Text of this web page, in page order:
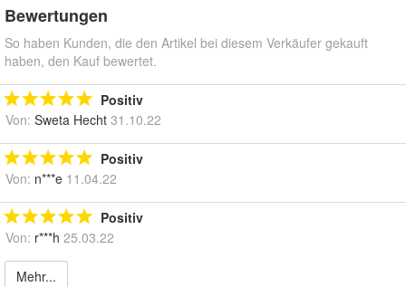
Bewertungen
So haben Kunden, die den Artikel bei diesem Verkäufer gekauft
haben, den Kauf bewertet.
Positiv
Von: Sweta Hecht 31.10.22
Positiv
Von: n***e 11.04.22
Positiv
Von: r***h 25.03.22
Mehr...